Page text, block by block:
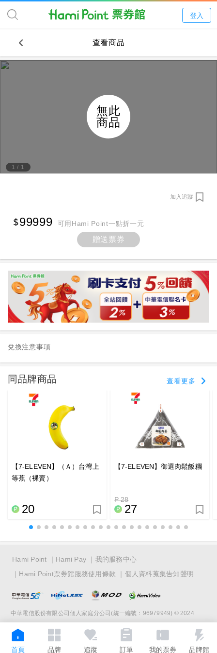
登入
首頁 品牌 追蹤 訂單 我的票券 品牌館
查看商品
1 / 1
無此
商品
加入追蹤
99999 可用Hami Point一點折一元
贈送票券
兌換注意事項
同品牌商品 查看更多
【7-ELEVEN】（Ａ）台灣上
等蕉（裸賣）
20
【7-ELEVEN】御選肉鬆飯糰
P 28
27
Hami Point Hami Pay
我的服務中心
Hami Point票券館服務使用條款
個人資料蒐集告知聲明
中華電信股份有限公司個人家庭分公司(統一編號：96979949) © 2024